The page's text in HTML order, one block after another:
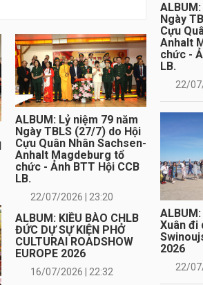
ALBUM: Lỷ niệm 79 năm
Ngày TBLS (27/7) do Hội
Cựu Quân Nhân Sachsen-
Anhalt Magdeburg tổ
chức - Ảnh BTT Hội CCB
LB.
22/07/2026 | 23:20
ALBUM: KIỀU BÀO CHLB
ĐỨC DỰ SỰ KIỆN PHỞ
CULTURAI ROADSHOW
EUROPE 2026
16/07/2026 | 22:32
Ngày
Cựu
Anhalt
chức -
LB.
22/
Xuân đi
2026
22/